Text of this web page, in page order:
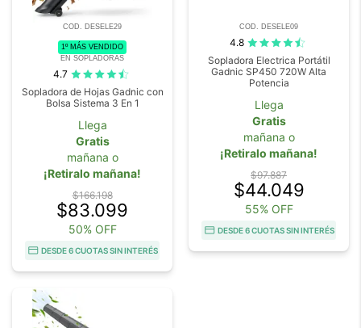
COD. DESELE29
1º MÁS VENDIDO
EN SOPLADORAS
4.7
Sopladora de Hojas Gadnic con
Bolsa Sistema 3 En 1
Llega
Gratis
mañana o
¡Retiralo mañana!
$166.198
$83.099
50% OFF
DESDE 6 CUOTAS SIN INTERÉS
COD. DESELE09
4.8
Sopladora Electrica Portátil
Gadnic SP450 720W Alta
Potencia
Llega
Gratis
mañana o
¡Retiralo mañana!
$97.887
$44.049
55% OFF
DESDE 6 CUOTAS SIN INTERÉS